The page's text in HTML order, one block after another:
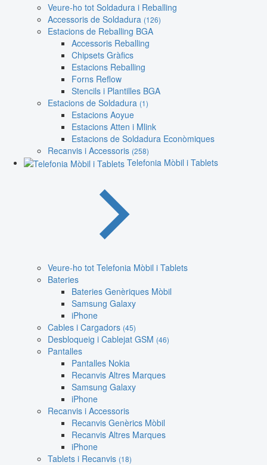
Veure-ho tot Soldadura i Reballing
Accessoris de Soldadura (126)
Estacions de Reballing BGA
Accessoris Reballing
Chipsets Gràfics
Estacions Reballing
Forns Reflow
Stencils i Plantilles BGA
Estacions de Soldadura (1)
Estacions Aoyue
Estacions Atten i Mlink
Estacions de Soldadura Econòmiques
Recanvis i Accessoris (258)
Telefonia Mòbil i Tablets
Veure-ho tot Telefonia Mòbil i Tablets
Bateries
Bateries Genèriques Mòbil
Samsung Galaxy
iPhone
Cables i Cargadors (45)
Desbloqueig i Cablejat GSM (46)
Pantalles
Pantalles Nokia
Recanvis Altres Marques
Samsung Galaxy
iPhone
Recanvis i Accessoris
Recanvis Genèrics Mòbil
Recanvis Altres Marques
iPhone
Tablets i Recanvis (18)